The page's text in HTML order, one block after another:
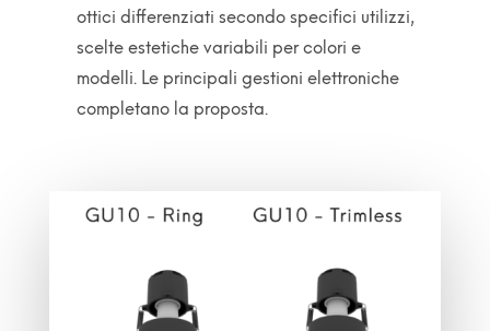
ottici differenziati secondo specifici utilizzi,
scelte estetiche variabili per colori e
modelli. Le principali gestioni elettroniche
completano la proposta.